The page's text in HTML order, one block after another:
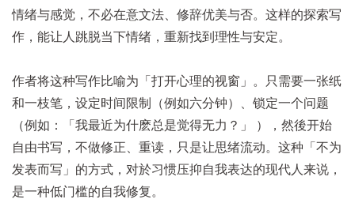
情绪与感觉，不必在意文法、修辞优美与否。这样的探索写
作，能让人跳脱当下情绪，重新找到理性与安定。
作者将这种写作比喻为「打开心理的视窗」。只需要一张纸
和一枝笔，设定时间限制（例如六分钟）、锁定一个问题
（例如：「我最近为什麽总是觉得无力？」 ），然後开始
自由书写，不做修正、重读，只是让思绪流动。这种「不为
发表而写」的方式，对於习惯压抑自我表达的现代人来说，
是一种低门槛的自我修复。